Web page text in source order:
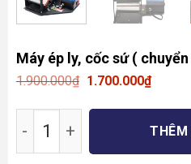
Máy ép ly, cốc sứ (
1.900.000₫ Giá
là:
1.700.000₫Giá
hiện
tại
Máy ép ly, cốc sứ (
THÊM